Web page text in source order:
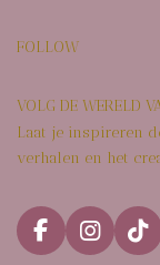
FOLLOW
VOLG DE WERELD
Laat je inspireren
verhalen en het
F
I
T